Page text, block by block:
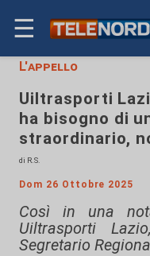
☰
L'appello
Uiltrasporti
ha bisogno di
straordinario,
di R.S.
Dom 26 Ottobre 2025
Così in una
Uiltrasporti
Segretario